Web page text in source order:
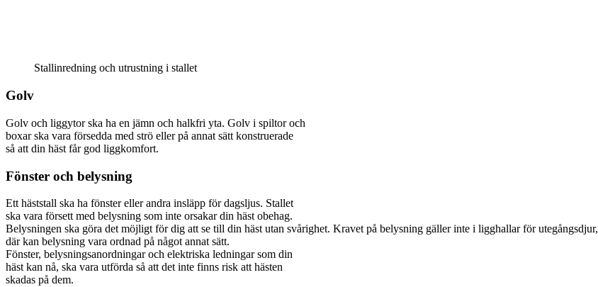
Stallinredning och utrustning i stallet
Golv
Golv och liggytor ska ha en jämn och halkfri yta. Golv i spiltor och
boxar ska vara försedda med strö eller på annat sätt konstruerade
så att din häst får god liggkomfort.
Fönster och belysning
Ett häststall ska ha fönster eller andra insläpp för dagsljus. Stallet
ska vara försett med belysning som inte orsakar din häst obehag.
Belysningen ska göra det möjligt för dig att se till din häst utan svårighet. Kravet på belysning gäller inte i ligghallar för utegångsdjur,
där kan belysning vara ordnad på något annat sätt.
Fönster, belysningsanordningar och elektriska ledningar som din
häst kan nå, ska vara utförda så att det inte finns risk att hästen
skadas på dem.